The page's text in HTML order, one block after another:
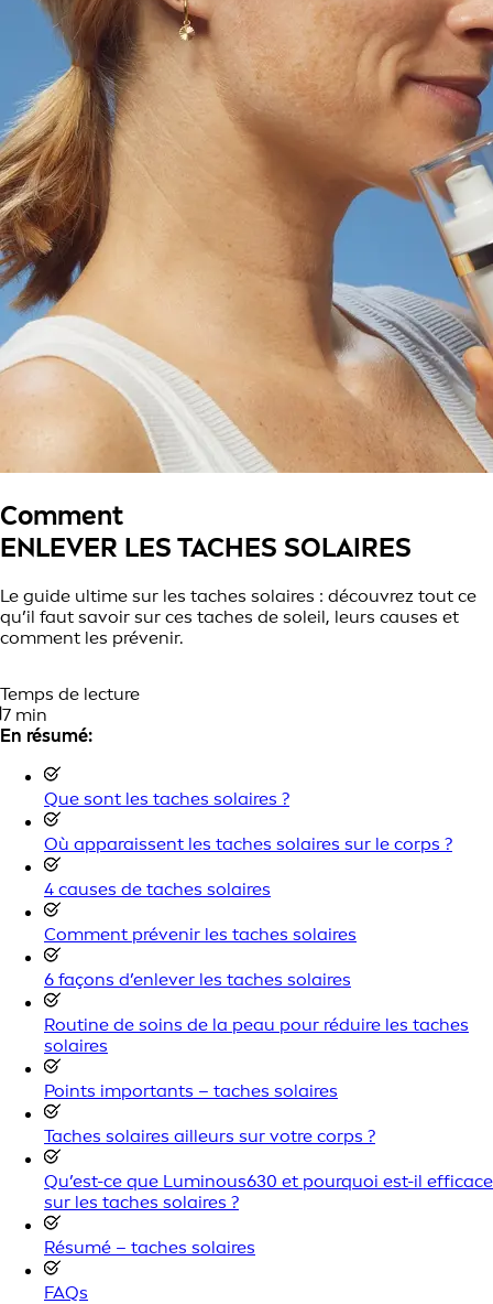
Comment
ENLEVER LES TACHES SOLAIRES
Le guide ultime sur les taches solaires : découvrez tout ce
qu’il faut savoir sur ces taches de soleil, leurs causes et
comment les prévenir.
Temps de lecture
7 min
En résumé:
Que sont les taches solaires ?
Où apparaissent les taches solaires sur le corps ?
4 causes de taches solaires
Comment prévenir les taches solaires
6 façons d’enlever les taches solaires
Routine de soins de la peau pour réduire les taches
solaires
Points importants – taches solaires
Taches solaires ailleurs sur votre corps ?
Qu’est-ce que Luminous630 et pourquoi est-il efficace
sur les taches solaires ?
Résumé – taches solaires
FAQs